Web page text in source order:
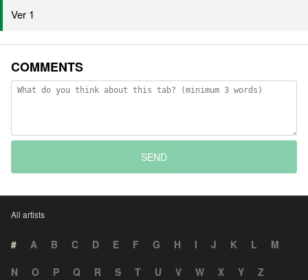
Ver 1
COMMENTS
SEND
All artists
# A B C D E F G H I J K L
M
N
O P Q R S T U V W X Y Z